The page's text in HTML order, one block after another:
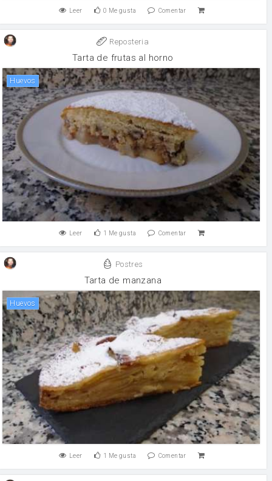
Leer 0 Me gusta Comentar
Reposteria
Tarta de frutas al horno
huevos
Leer 1 Me gusta Comentar
Postres
Tarta de manzana
huevos
Leer 1 Me gusta Comentar